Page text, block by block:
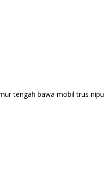
tengah bawa mobil trus nipu